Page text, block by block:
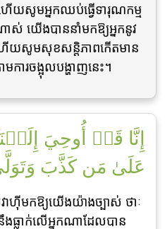
ើយសូមអ្នកឈប់ធ្វើទារុណកម្ម
ស់ យើងបាននាំមកឱ្យអ្នកនូវ
ើយសូមសុខសន្ដិភាពកើតមាន
ការចង្អុលបង្ហាញនេះ។
إِنَّا قَدۡ أُوحِيَ
عَلَىٰ مَن كَذَّبَ وَتَوَلَّىٰ
ហ៊ីមកឱ្យយើងយ៉ាងច្បាស់ ថាៈ
ធ្លាក់លើអ្នកណាដែលបាន